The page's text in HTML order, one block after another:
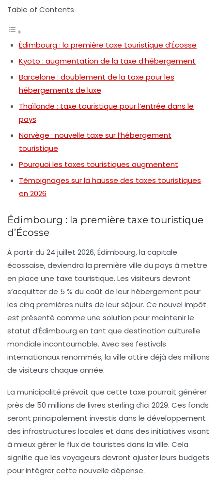
Table of Contents
Édimbourg : la première taxe touristique d’Écosse
Kyoto : augmentation de la taxe d’hébergement
Barcelone : doublement de la taxe pour les
hébergements de luxe
Thaïlande : taxe touristique pour l’entrée dans le
pays
Norvège : nouvelle taxe sur l’hébergement
touristique
Pourquoi les taxes touristiques augmentent
Témoignages sur la hausse des taxes touristiques
en 2026
Édimbourg : la première taxe touristique
d’Écosse
À partir du 24 juillet 2026,Édimbourg, la capitale
écossaise, deviendra la première ville du pays à mettre
en place une taxe touristique. Les visiteurs devront
s’acquitter de 5 % du coût de leur hébergement pour
les cinq premières nuits de leur séjour. Ce nouvel impôt
est présenté comme une solution pour maintenir le
statut d’Édimbourg en tant que destination culturelle
mondiale incontournable. Avec ses festivals
internationaux renommés, la ville attire déjà des millions
de visiteurs chaque année.
La municipalité prévoit que cette taxe pourrait générer
près de 50 millions de livres sterling d’ici 2029. Ces fonds
seront principalement investis dans le développement
des infrastructures locales et dans des initiatives visant
à mieux gérer le flux de touristes dans la ville. Cela
signifie que les voyageurs devront ajuster leurs budgets
pour intégrer cette nouvelle dépense.